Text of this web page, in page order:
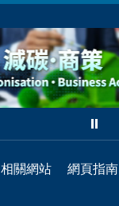
相關網站 網頁指南